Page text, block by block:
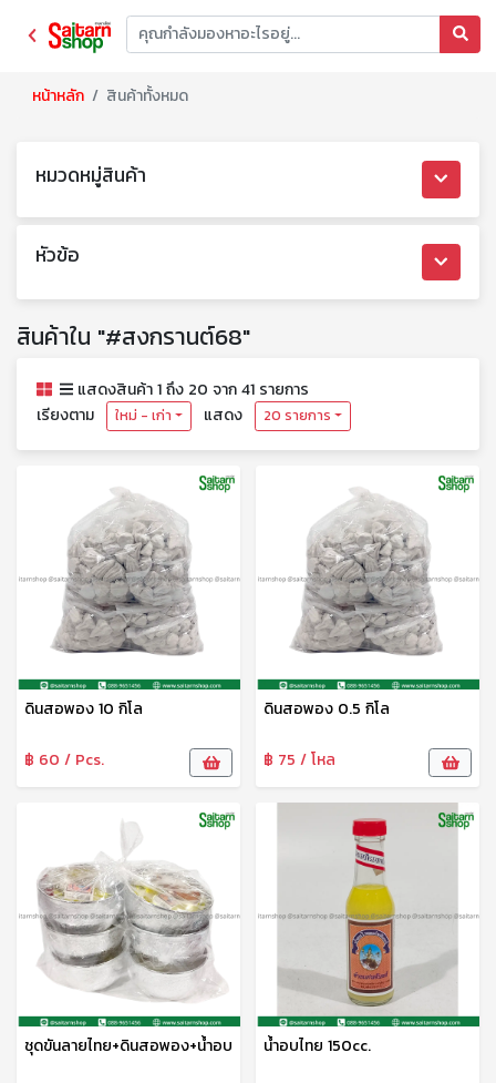
หน้าหลัก สินค้าทั้งหมด
หมวดหมู่สินค้า
หัวข้อ
สินค้าใน "#สงกรานต์68"
แสดงสินค้า 1 ถึง 20 จาก 41 รายการ
เรียงตาม
ใหม่ - เก่า แสดง 20 รายการ
ดินสอพอง 10 กิโล
฿ 60 / Pcs.
ดินสอพอง 0.5 กิโล
฿ 75 / โหล
ชุดขันลายไทย+ดินสอพอง+น้ำอบ น้ำอบไทย 150cc.